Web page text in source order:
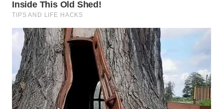
WN
SEMARANG
WN
SOLO
WN
BOROBUDUR